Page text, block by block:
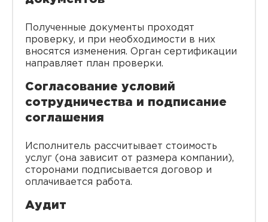
Полученные документы проходят
проверку, и при необходимости в них
вносятся изменения. Орган сертификации
направляет план проверки.
Согласование условий
сотрудничества и подписание
соглашения
Исполнитель рассчитывает стоимость
услуг (она зависит от размера компании),
сторонами подписывается договор и
оплачивается работа.
Аудит